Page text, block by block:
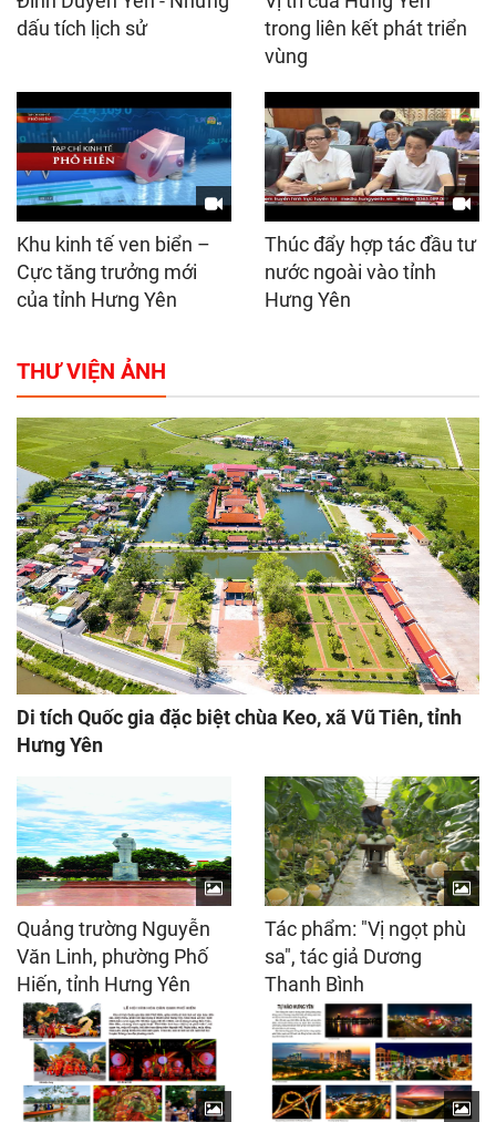
dấu tích lịch sử
trong liên kết phát triển
vùng
Khu kinh tế ven biển –
Cực tăng trưởng mới
của tỉnh Hưng Yên
Thúc đẩy hợp tác đầu tư
nước ngoài vào tỉnh
Hưng Yên
THƯ VIỆN ẢNH
Di tích Quốc gia đặc biệt chùa Keo, xã Vũ Tiên, tỉnh
Hưng Yên
Quảng trường Nguyễn
Văn Linh, phường Phố
Hiến, tỉnh Hưng Yên
Tác phẩm: "Vị ngọt phù
sa", tác giả Dương
Thanh Bình